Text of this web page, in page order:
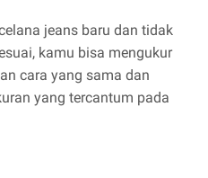
jeans baru dan tidak
kamu bisa mengukur
cara yang sama dan
yang tercantum pada